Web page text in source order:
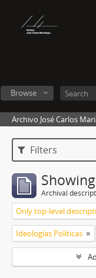
Browse
Archivo José Carlos
Filters
Archival
Only top-level
Ideologías Políticas